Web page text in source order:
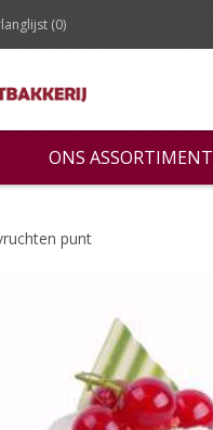
(0)
ONS ASSORTIMENT
punt